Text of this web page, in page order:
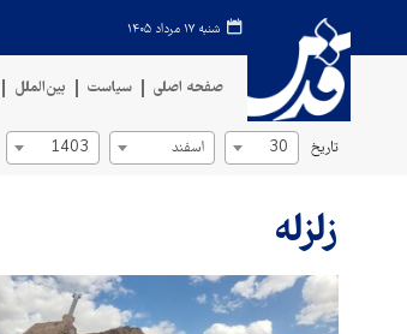
شنبه ۱۷ مرداد ۱۴۰۵
صفحه اصلی سیاست بین‌الملل
تاریخ 30 اسفند 1403
زلزله